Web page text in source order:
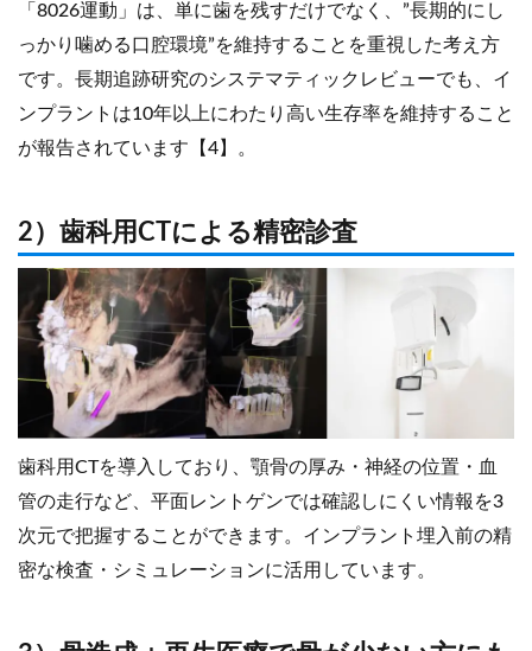
「8026運動」は、単に歯を残すだけでなく、”長期的にし
っかり噛める口腔環境”を維持することを重視した考え方
です。長期追跡研究のシステマティックレビューでも、イ
ンプラントは10年以上にわたり高い生存率を維持すること
が報告されています【4】。
2）歯科用CTによる精密診査
歯科用CTを導入しており、顎骨の厚み・神経の位置・血
管の走行など、平面レントゲンでは確認しにくい情報を3
次元で把握することができます。インプラント埋入前の精
密な検査・シミュレーションに活用しています。